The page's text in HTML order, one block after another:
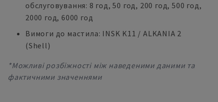
обслуговування: 8 год, 50 год, 200 год, 500 год,
2000 год, 6000 год
Вимоги до мастила: INSK K11 / ALKANIA 2
(Shell)
*Можливі розбіжності між наведеними даними та
фактичними значеннями